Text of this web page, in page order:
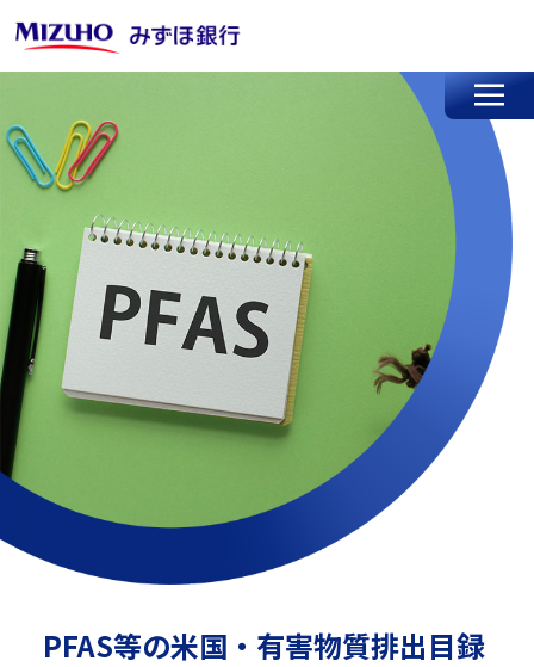
PFAS等の米国・有害物質排出目録